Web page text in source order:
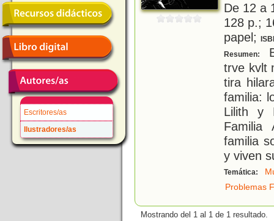
Escritores/as
Ilustradores/as
De 12 a
128 p.;
papel;
Resumen:
trve kvlt
tira
familia:
Lilith y
Familia
familia
y viven
Temática:
Problemas
Mostrando del 1 al 1 de 1 resultado.